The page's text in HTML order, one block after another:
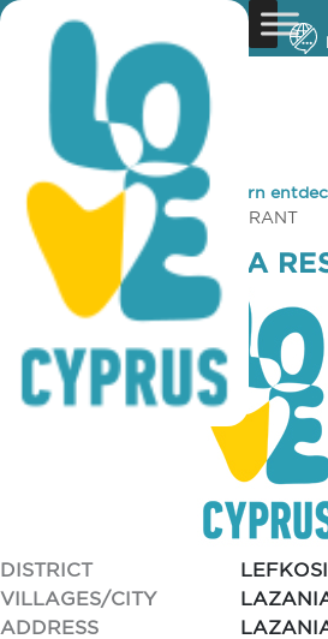
You are here: Home »Zypern
MAGEIA LAZANIA RESTAURANT
MAGEIA LAZANIA
DISTRICT
VILLAGES/CITY
ADDRESS